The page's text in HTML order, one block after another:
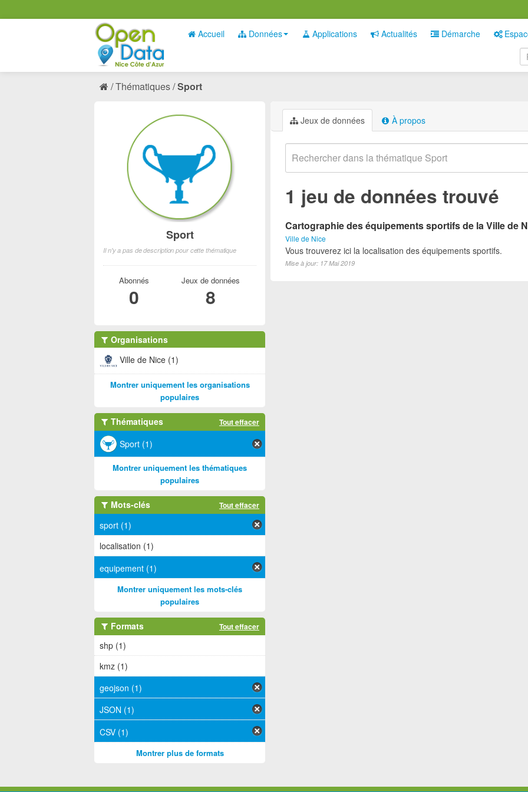
Accueil Données Applications Actualités Démarche
Thématiques Sport
Jeux de données À propos
1 jeu de données trouvé
Cartographie des équipements sportifs de la Ville de
Ville de Nice
Vous trouverez ici la localisation des équipements sportifs.
Mise à jour: 17 Mai 2019
Sport
Il n'y a pas de description pour cette thématique
Abonnés
0
Jeux de données
8
Organisations
Ville de Nice (1)
Montrer uniquement les organisations
populaires
Thématiques Tout effacer
Sport (1)
Montrer uniquement les thématiques
populaires
Mots-clés Tout effacer
sport (1)
localisation (1)
equipement (1)
Montrer uniquement les mots-clés
populaires
Formats Tout effacer
shp (1)
kmz (1)
geojson (1)
JSON (1)
CSV (1)
Montrer plus de formats